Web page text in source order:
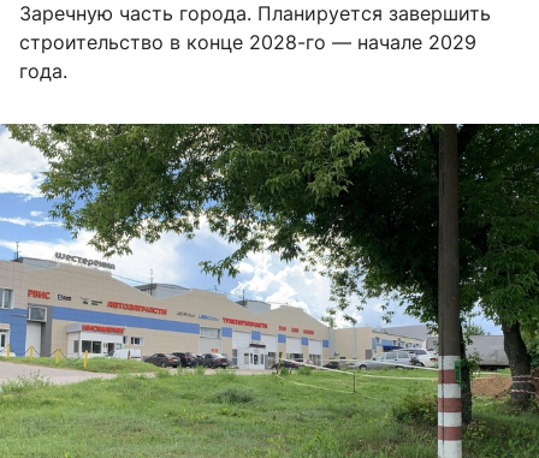
Заречную часть города. Планируется завершить
строительство в конце 2028-го — начале 2029
года.